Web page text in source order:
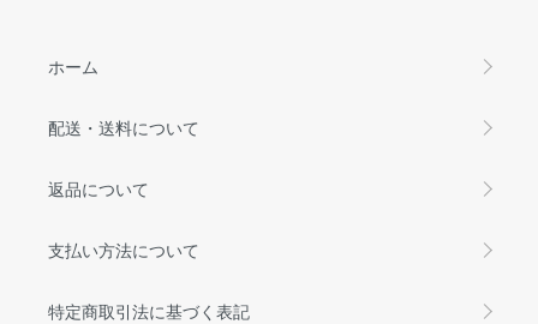
ホーム
配送・送料について
返品について
支払い方法について
特定商取引法に基づく表記